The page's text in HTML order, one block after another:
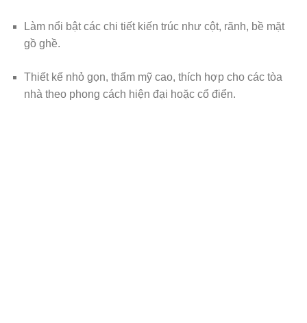
Làm nổi bật các chi tiết kiến trúc như cột, rãnh, bề mặt
gồ ghề.
Thiết kế nhỏ gọn, thẩm mỹ cao, thích hợp cho các tòa
nhà theo phong cách hiện đại hoặc cổ điển.